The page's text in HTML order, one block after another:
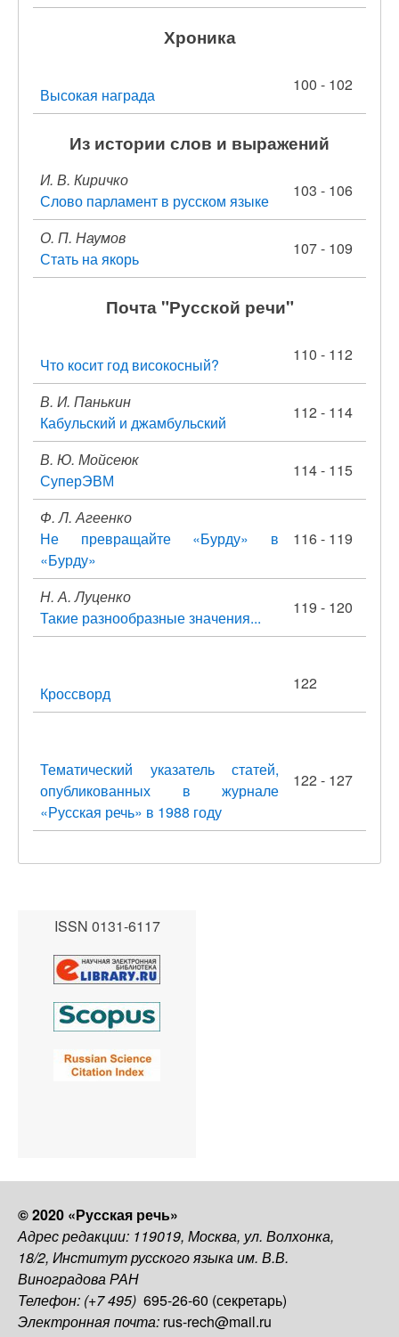
Хроника
Высокая награда
100 - 102
Из истории слов и выражений
И. В. Киричко
Слово парламент в русском языке
103 - 106
О. П. Наумов
Стать на якорь
107 - 109
Почта "Русской речи"
Что косит год високосный?
110 - 112
В. И. Панькин
Кабульский и джамбульский
112 - 114
В. Ю. Мойсеюк
СуперЭВМ
114 - 115
Ф. Л. Агеенко
Не превращайте «Бурду» в
«Бурду»
116 - 119
Н. А. Луценко
Такие разнообразные значения...
119 - 120
Кроссворд
122
Тематический указатель статей,
опубликованных в журнале
«Русская речь» в 1988 году
122 - 127
ISSN 0131-6117
© 2020 «Русская речь»
Адрес редакции: 119019, Москва, ул. Волхонка,
18/2, Институт русского языка им. В.В.
Виноградова РАН
Телефон: (+7 495) 695-26-60 (секретарь)
Электронная почта: rus-rech@mail.ru